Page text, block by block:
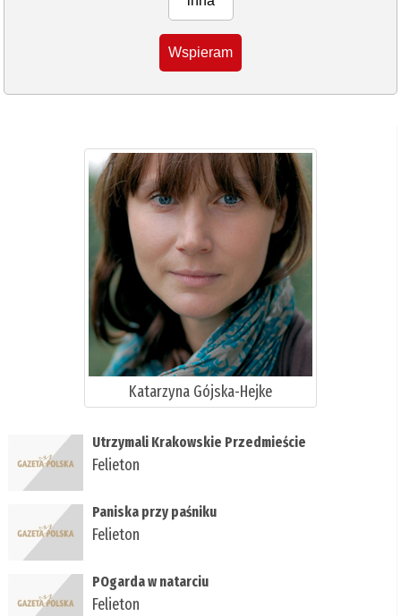
Wspieram
Katarzyna Gójska-Hejke
Utrzymali Krakowskie Przedmieście
Felieton
Paniska przy paśniku
Felieton
POgarda w natarciu
Felieton